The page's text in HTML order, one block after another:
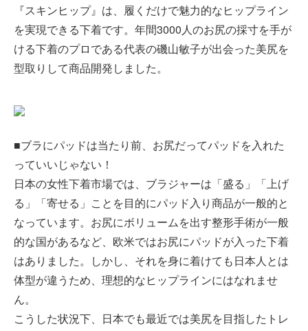
『スキンヒップ』は、履くだけで魅力的なヒップライン
を実現できる下着です。年間3000人のお尻の採寸を手が
ける下着のプロである代表の磯山敏子が出会った美尻を
型取りして商品開発しました。
■ブラにパッドは当たり前、お尻だってパッドを入れた
っていいじゃない！
日本の女性下着市場では、ブラジャーは「盛る」「上げ
る」「寄せる」ことを目的にパッド入り商品が一般的と
なっています。お尻にボリュームを出す整形手術が一般
的な国があるなど、欧米ではお尻にパッドが入った下着
はありました。しかし、それを身に着けても日本人とは
体型が違うため、理想的なヒップラインにはなれませ
ん。
こうした状況下、日本でも最近では美尻を目指したトレ